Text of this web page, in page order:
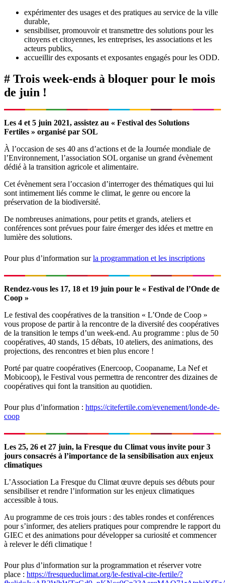
expérimenter des usages et des pratiques au service de la ville
durable,
sensibiliser, promouvoir et transmettre des solutions pour les
citoyens et citoyennes, les entreprises, les associations et les
acteurs publics,
accueillir des exposants et exposantes engagés pour les ODD.
# Trois week-ends à bloquer pour le mois
de juin !
Les 4 et 5 juin 2021, assistez au « Festival des Solutions
Fertiles » organisé par SOL
À l’occasion de ses 40 ans d’actions et de la Journée mondiale de
l’Environnement, l’association SOL organise un grand évènement
dédié à la transition agricole et alimentaire.
Cet évènement sera l’occasion d’interroger des thématiques qui lui
sont intimement liés comme le climat, le genre ou encore la
préservation de la biodiversité.
De nombreuses animations, pour petits et grands, ateliers et
conférences sont prévues pour faire émerger des idées et mettre en
lumière des solutions.
Pour plus d’information surla programmation et les inscriptions
Rendez-vous les 17, 18 et 19 juin pour le « Festival de l’Onde de
Coop »
Le festival des coopératives de la transition « L’Onde de Coop »
vous propose de partir à la rencontre de la diversité des coopératives
de la transition le temps d’un week-end. Au programme : plus de 50
coopératives, 40 stands, 15 débats, 10 ateliers, des animations, des
projections, des rencontres et bien plus encore !
Porté par quatre coopératives (Enercoop, Coopaname, La Nef et
Mobicoop), le Festival vous permettra de rencontrer des dizaines de
coopératives qui font la transition au quotidien.
Pour plus d’information : https://citefertile.com/evenement/londe-de-
coop
Les 25, 26 et 27 juin, la Fresque du Climat vous invite pour 3
jours consacrés à l’importance de la sensibilisation aux enjeux
climatiques
L’Association La Fresque du Climat œuvre depuis ses débuts pour
sensibiliser et rendre l’information sur les enjeux climatiques
accessible à tous.
Au programme de ces trois jours : des tables rondes et conférences
pour s’informer, des ateliers pratiques pour comprendre le rapport du
GIEC et des animations pour développer sa curiosité et commencer
à relever le défi climatique !
Pour plus d’information sur la programmation et réserver votre
place : https://fresqueduclimat.org/le-festival-cite-fertile/?